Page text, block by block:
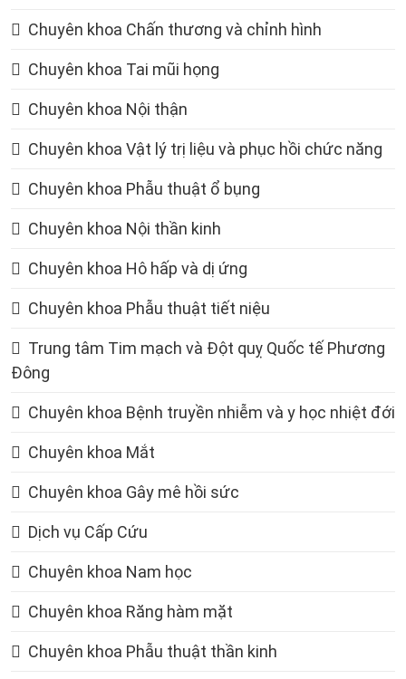
Chuyên khoa Chấn thương và chỉnh hình
Chuyên khoa Tai mũi họng
Chuyên khoa Nội thận
Chuyên khoa Vật lý trị liệu và phục hồi chức năng
Chuyên khoa Phẫu thuật ổ bụng
Chuyên khoa Nội thần kinh
Chuyên khoa Hô hấp và dị ứng
Chuyên khoa Phẫu thuật tiết niệu
Trung tâm Tim mạch và Đột quỵ Quốc tế Phương
Đông
Chuyên khoa Bệnh truyền nhiễm và y học nhiệt đới
Chuyên khoa Mắt
Chuyên khoa Gây mê hồi sức
Dịch vụ Cấp Cứu
Chuyên khoa Nam học
Chuyên khoa Răng hàm mặt
Chuyên khoa Phẫu thuật thần kinh